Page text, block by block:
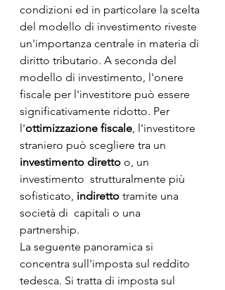
condizioni ed in particolare la scelta
del modello di investimento riveste
un'importanza centrale in materia di
diritto tributario. A seconda del
modello di investimento, l'onere
fiscale per l'investitore può essere
significativamente ridotto. Per
l'ottimizzazione fiscale, l'investitore
straniero può scegliere tra un
investimento diretto o, un
investimento  strutturalmente più
sofisticato, indiretto tramite una
società di  capitali o una
partnership.
La seguente panoramica si
concentra sull'imposta sul reddito
tedesca. Si tratta di imposta sul